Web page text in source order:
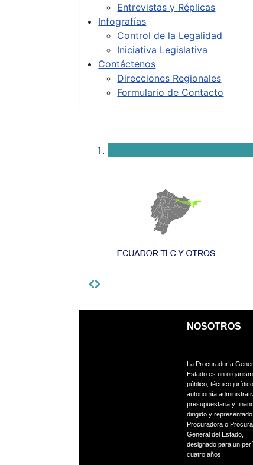
Entrevistas y Réplicas
Infografías
Control de la Legalidad
Iniciativa Legislativa
Contáctenos
Direcciones Regionales
Formulario de Contacto
NOSOTROS
La Procuraduría
Estado es un
público, técnico
autonomía
presupuestaria y
dirigido y
Procuradora o
General del Estado,
designado para un
cuatro años.